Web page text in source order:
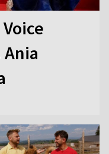
Ania